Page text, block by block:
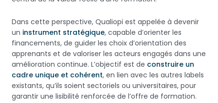
Dans cette perspective, Qualiopi est appelée à devenir
un instrument stratégique, capable d’orienter les
financements, de guider les choix d’orientation des
apprenants et de valoriser les acteurs engagés dans une
amélioration continue. L’objectif est de construire un
cadre unique et cohérent, en lien avec les autres labels
existants, qu’ils soient sectoriels ou universitaires, pour
garantir une lisibilité renforcée de l’offre de formation.